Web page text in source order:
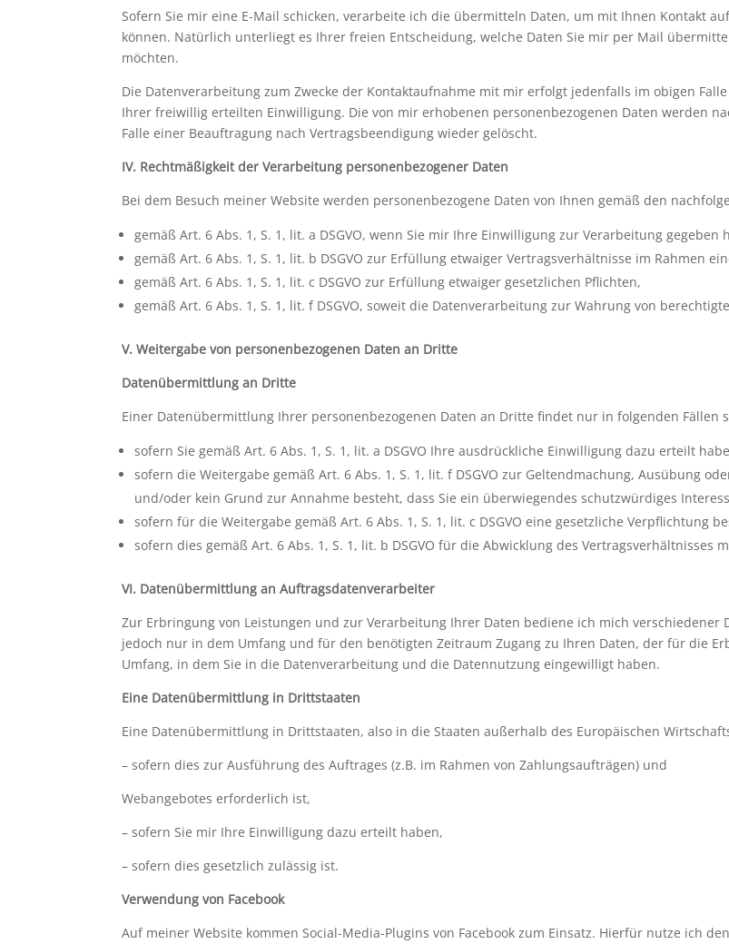
Sofern Sie mir eine E-Mail schicken, verarbeite ich die übermitteln Daten, um mit Ihnen Kontakt
können. Natürlich unterliegt es Ihrer freien Entscheidung, welche Daten Sie mir per Mail
möchten.
Die Datenverarbeitung zum Zwecke der Kontaktaufnahme mit mir erfolgt jedenfalls im obigen
Ihrer freiwillig erteilten Einwilligung. Die von mir erhobenen personenbezogenen Daten werden
Falle einer Beauftragung nach Vertragsbeendigung wieder gelöscht.
IV. Rechtmäßigkeit der Verarbeitung personenbezogener Daten
Bei dem Besuch meiner Website werden personenbezogene Daten von Ihnen gemäß den
gemäß Art. 6 Abs. 1, S. 1, lit. a DSGVO, wenn Sie mir Ihre Einwilligung zur Verarbeitung
gemäß Art. 6 Abs. 1, S. 1, lit. b DSGVO zur Erfüllung etwaiger Vertragsverhältnisse im Rahmen
gemäß Art. 6 Abs. 1, S. 1, lit. c DSGVO zur Erfüllung etwaiger gesetzlichen Pflichten,
gemäß Art. 6 Abs. 1, S. 1, lit. f DSGVO, soweit die Datenverarbeitung zur Wahrung von
V. Weitergabe von personenbezogenen Daten an Dritte
Datenübermittlung an Dritte
Einer Datenübermittlung Ihrer personenbezogenen Daten an Dritte findet nur in folgenden Fällen
sofern Sie gemäß Art. 6 Abs. 1, S. 1, lit. a DSGVO Ihre ausdrückliche Einwilligung dazu erteilt
sofern die Weitergabe gemäß Art. 6 Abs. 1, S. 1, lit. f DSGVO zur Geltendmachung, Ausübung
und/oder kein Grund zur Annahme besteht, dass Sie ein überwiegendes schutzwürdiges
sofern für die Weitergabe gemäß Art. 6 Abs. 1, S. 1, lit. c DSGVO eine gesetzliche Verpflichtung
sofern dies gemäß Art. 6 Abs. 1, S. 1, lit. b DSGVO für die Abwicklung des Vertragsverhältnisses
VI. Datenübermittlung an Auftragsdatenverarbeiter
Zur Erbringung von Leistungen und zur Verarbeitung Ihrer Daten bediene ich mich
jedoch nur in dem Umfang und für den benötigten Zeitraum Zugang zu Ihren Daten, der für die
Umfang, in dem Sie in die Datenverarbeitung und die Datennutzung eingewilligt haben.
Eine Datenübermittlung in Drittstaaten
Eine Datenübermittlung in Drittstaaten, also in die Staaten außerhalb des Europäischen
– sofern dies zur Ausführung des Auftrages (z.B. im Rahmen von Zahlungsaufträgen) und
Webangebotes erforderlich ist,
– sofern Sie mir Ihre Einwilligung dazu erteilt haben,
– sofern dies gesetzlich zulässig ist.
Verwendung von Facebook
Auf meiner Website kommen Social-Media-Plugins von Facebook zum Einsatz. Hierfür nutze ich